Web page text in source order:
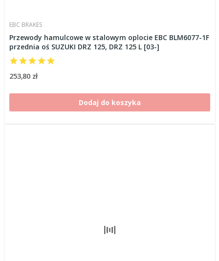
EBC BRAKES
Przewody hamulcowe w stalowym oplocie EBC BLM6077-1F
przednia oś SUZUKI DRZ 125, DRZ 125 L [03-]
253,80 zł
Dodaj do koszyka